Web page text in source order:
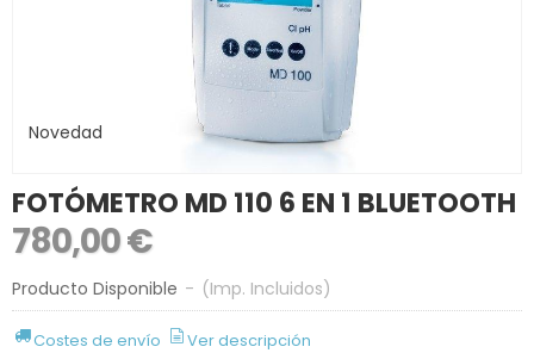
Novedad
FOTÓMETRO MD 110 6 EN 1 BLUETOOTH
780,00 €
Producto Disponible - (Imp. Incluidos)
Costes de envío Ver descripción